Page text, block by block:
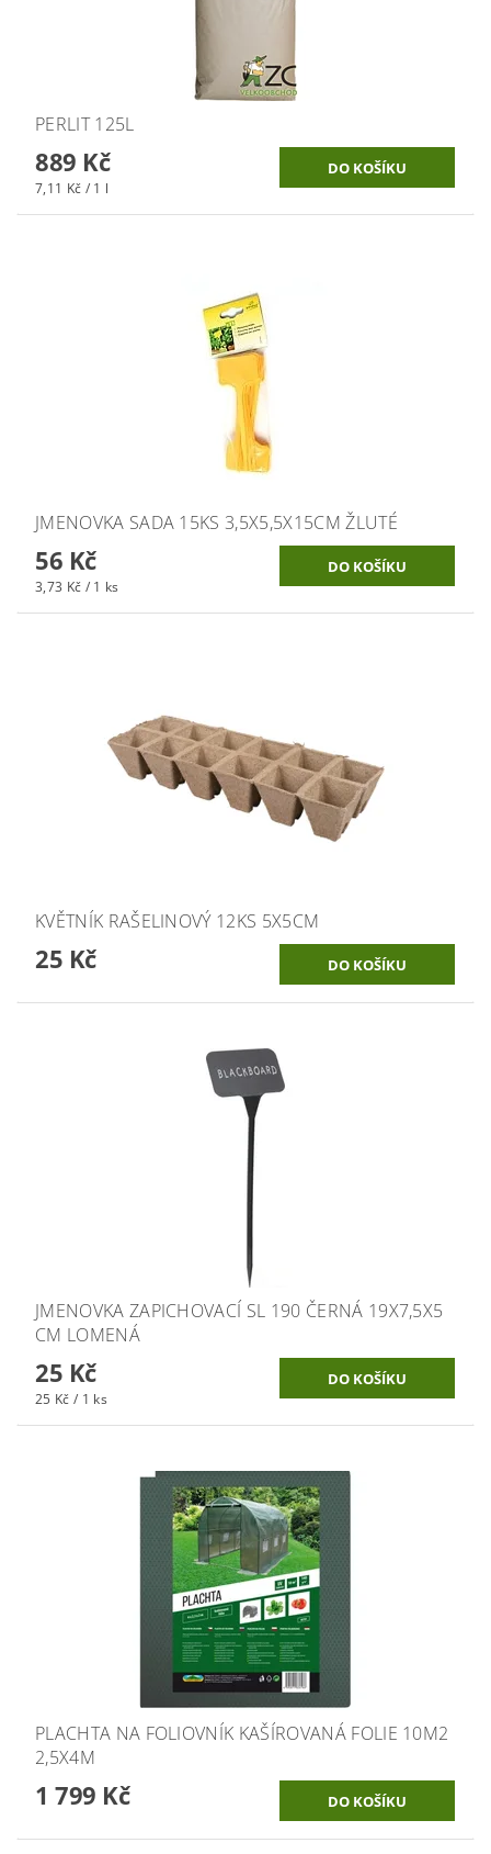
PERLIT 125L
889 Kč
7,11 Kč / 1 l
JMENOVKA SADA 15KS 3,5X5,5X15CM ŽLUTÉ
56 Kč
3,73 Kč / 1 ks
KVĚTNÍK RAŠELINOVÝ 12KS 5X5CM
25 Kč
JMENOVKA ZAPICHOVACÍ SL 190 ČERNÁ 19X7,5X5
CM LOMENÁ
25 Kč
25 Kč / 1 ks
PLACHTA NA FOLIOVNÍK KAŠÍROVANÁ FOLIE 10M2
2,5X4M
1 799 Kč